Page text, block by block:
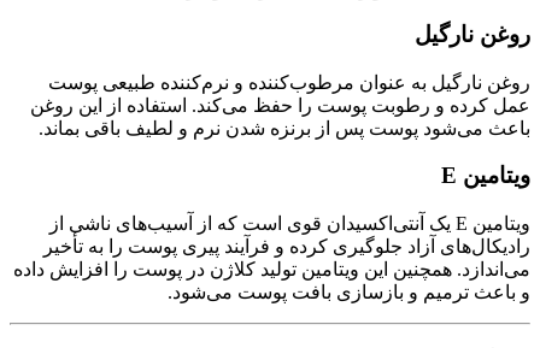
روغن نارگیل
روغن نارگیل به عنوان مرطوب‌کننده و نرم‌کننده طبیعی پوست
عمل کرده و رطوبت پوست را حفظ می‌کند. استفاده از این روغن
باعث می‌شود پوست پس از برنزه شدن نرم و لطیف باقی بماند.
ویتامین E
ویتامین E یک آنتی‌اکسیدان قوی است که از آسیب‌های ناشی از
رادیکال‌های آزاد جلوگیری کرده و فرآیند پیری پوست را به تأخیر
می‌اندازد. همچنین این ویتامین تولید کلاژن در پوست را افزایش داده
و باعث ترمیم و بازسازی بافت پوست می‌شود.